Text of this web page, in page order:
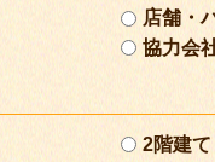
店舗・
協力会
2階建て